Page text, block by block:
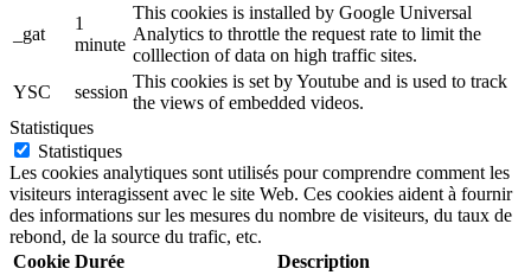
_gat
1
minute
This cookies is installed by Google Universal
Analytics to throttle the request rate to limit the
colllection of data on high traffic sites.
YSC
session
This cookies is set by Youtube and is used to track
the views of embedded videos.
Statistiques
Statistiques
Les cookies analytiques sont utilisés pour comprendre comment les
visiteurs interagissent avec le site Web. Ces cookies aident à fournir
des informations sur les mesures du nombre de visiteurs, du taux de
rebond, de la source du trafic, etc.
Cookie Durée Description